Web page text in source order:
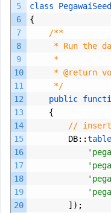
5
6
7
8
9
10
11
12
13
14
15
16
17
18
19
20
class
{
/**
* Run the
*
* @return
*/
public
{
// insert
DB::table
]);